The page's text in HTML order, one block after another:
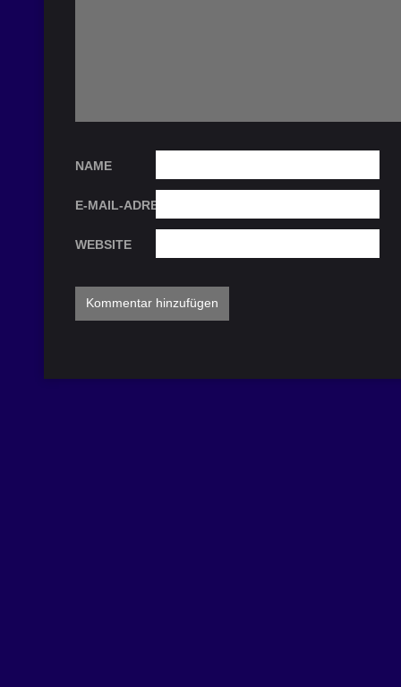
NAME
E-MAIL-ADRESSE
WEBSITE